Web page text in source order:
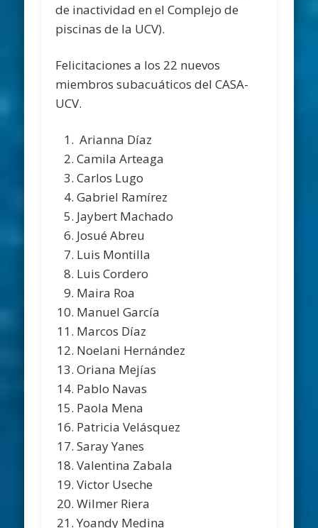
de inactividad en el Complejo de
piscinas de la UCV).
Felicitaciones a los 22 nuevos
miembros subacuáticos del CASA-
UCV.
Arianna Díaz
Camila Arteaga
Carlos Lugo
Gabriel Ramírez
Jaybert Machado
Josué Abreu
Luis Montilla
Luis Cordero
Maira Roa
Manuel García
Marcos Díaz
Noelani Hernández
Oriana Mejías
Pablo Navas
Paola Mena
Patricia Velásquez
Saray Yanes
Valentina Zabala
Victor Useche
Wilmer Riera
Yoandy Medina